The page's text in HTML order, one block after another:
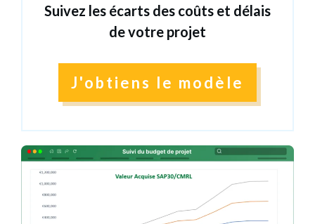
Suivez les écarts des coûts et délais
de votre projet
J'obtiens le modèle